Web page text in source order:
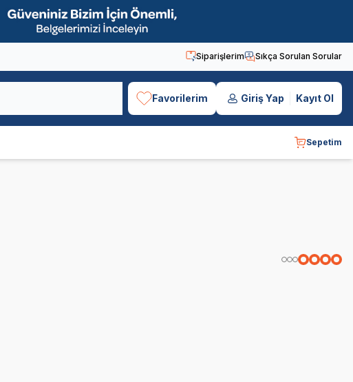
Siparişlerim Sıkça Sorulan Sorular
Favorilerim Giriş Yap Kayıt Ol
Sepetim